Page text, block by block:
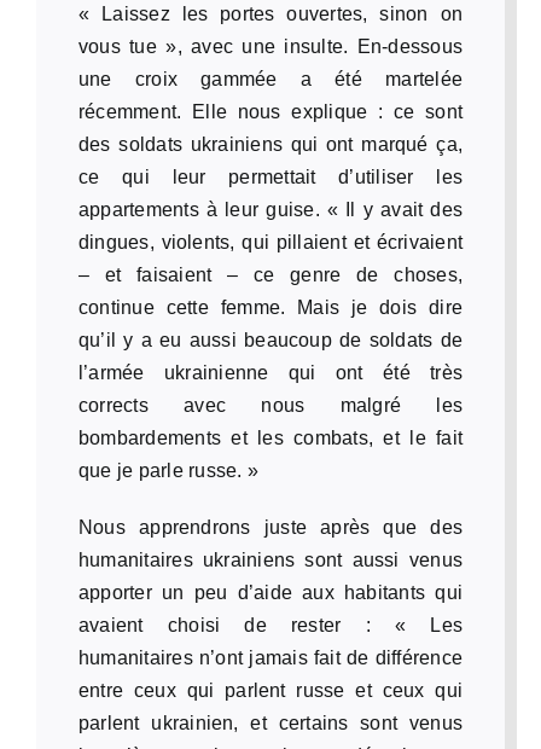
« Laissez les portes ouvertes, sinon on
vous tue », avec une insulte. En-dessous
une croix gammée a été martelée
récemment. Elle nous explique : ce sont
des soldats ukrainiens qui ont marqué ça,
ce qui leur permettait d’utiliser les
appartements à leur guise. « Il y avait des
dingues, violents, qui pillaient et écrivaient
– et faisaient – ce genre de choses,
continue cette femme. Mais je dois dire
qu’il y a eu aussi beaucoup de soldats de
l’armée ukrainienne qui ont été très
corrects avec nous malgré les
bombardements et les combats, et le fait
que je parle russe. »
Nous apprendrons juste après que des
humanitaires ukrainiens sont aussi venus
apporter un peu d’aide aux habitants qui
avaient choisi de rester : « Les
humanitaires n’ont jamais fait de différence
entre ceux qui parlent russe et ceux qui
parlent ukrainien, et certains sont venus